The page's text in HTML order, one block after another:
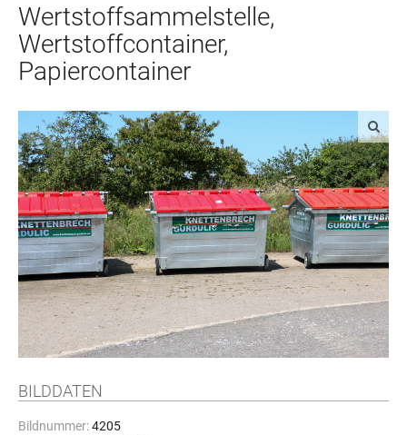
Wertstoffsammelstelle,
Wertstoffcontainer,
Papiercontainer
BILDDATEN
Bildnummer:4205